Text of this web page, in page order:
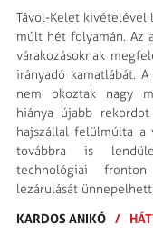
Távol-Kelet
múlt hét folyamán. Az
várakozásoknak
irányadó kamatlábát.
nem okoztak nagy
hiánya újabb
hajszállal felülmúlta a
továbbra is
technológiai
lezárulását
KARDOS ANIKÓ /